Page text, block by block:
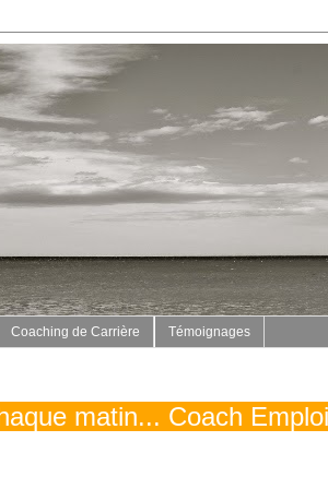
Coaching de Carrière Témoignages
matin... Coach Emploi